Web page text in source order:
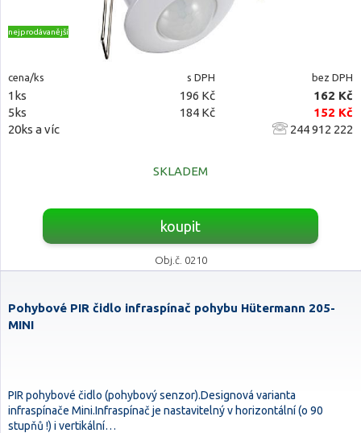
nejprodávanější
cena/ks s DPH bez DPH
1ks 196 Kč
162 Kč
5ks
184 Kč
152 Kč
20ks a víc
244 912 222
SKLADEM
koupit
Obj.č. 0210
Pohybové PIR čidlo infraspínač pohybu Hütermann 205-
MINI
PIR pohybové čidlo (pohybový senzor).Designová varianta
infraspínače Mini.Infraspínač je nastavitelný v horizontální (o 90
stupňů !) i vertikální…